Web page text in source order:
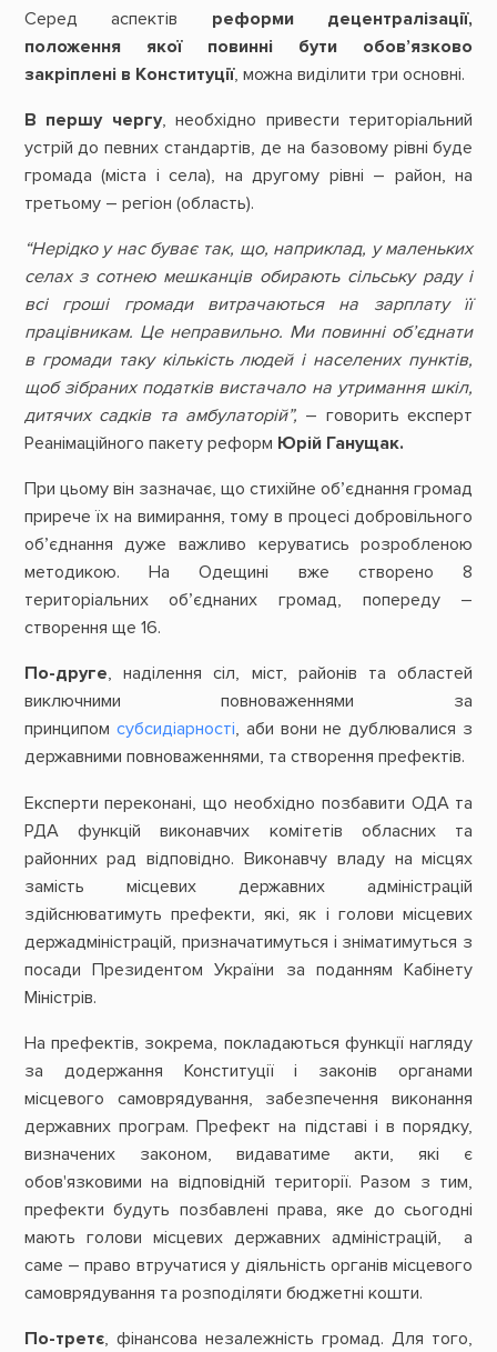
Серед аспектів реформи децентралізації,
положення якої повинні бути обов’язково
закріплені в Конституції, можна виділити три основні.
В першу чергу, необхідно привести територіальний
устрій до певних стандартів, де на базовому рівні буде
громада (міста і села), на другому рівні – район, на
третьому – регіон (область).
“Нерідко у нас буває так, що, наприклад, у маленьких
селах з сотнею мешканців обирають сільську раду і
всі гроші громади витрачаються на зарплату її
працівникам. Це неправильно. Ми повинні об’єднати
в громади таку кількість людей і населених пунктів,
щоб зібраних податків вистачало на утримання шкіл,
дитячих садків та амбулаторій”, – говорить експерт
Реанімаційного пакету реформ Юрій Ганущак.
При цьому він зазначає, що стихійне об’єднання громад
прирече їх на вимирання, тому в процесі добровільного
об’єднання дуже важливо керуватись розробленою
методикою. На Одещині вже створено 8
територіальних об’єднаних громад, попереду –
створення ще 16.
По-друге, наділення сіл, міст, районів та областей
виключними повноваженнями за
принципом субсидіарності, аби вони не дублювалися з
державними повноваженнями, та створення префектів.
Експерти переконані, що необхідно позбавити ОДА та
РДА функцій виконавчих комітетів обласних та
районних рад відповідно. Виконавчу владу на місцях
замість місцевих державних адміністрацій
здійснюватимуть префекти, які, як і голови місцевих
держадміністрацій, призначатимуться і зніматимуться з
посади Президентом України за поданням Кабінету
Міністрів.
На префектів, зокрема, покладаються функції нагляду
за додержання Конституції і законів органами
місцевого самоврядування, забезпечення виконання
державних програм. Префект на підставі і в порядку,
визначених законом, видаватиме акти, які є
обов'язковими на відповідній території. Разом з тим,
префекти будуть позбавлені права, яке до сьогодні
мають голови місцевих державних адміністрацій, а
саме – право втручатися у діяльність органів місцевого
самоврядування та розподіляти бюджетні кошти.
По-третє, фінансова незалежність громад. Для того,